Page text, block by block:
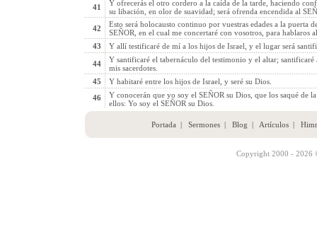
41
Y ofrecerás el otro cordero a la caída de la tarde, haciendo
su libación, en olor de suavidad; será ofrenda encendida al
42
Esto será holocausto continuo por vuestras edades a la puerta
SEÑOR, en el cual me concertaré con vosotros, para hablaros
43
Y allí testificaré de mí a los hijos de Israel, y el lugar será
44
Y santificaré el tabernáculo del testimonio y el altar; santificaré
mis sacerdotes.
45
Y habitaré entre los hijos de Israel, y seré su Dios.
46
Y conocerán que yo soy el SEÑOR su Dios, que los saqué de
ellos: Yo soy el SEÑOR su Dios.
Portada | Sermones| Blog | Artículos|
Copyright 2000 - 2026